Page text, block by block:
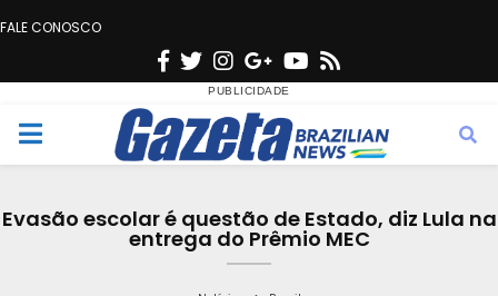
FALE CONOSCO
F
c
e
o
T
w
i
t
e
n
s
t
g
r
G
o
o
g
e
Y
u
t
b
s
M
Evasão escolar é questão de Estado, diz Lula na
entrega do Prêmio MEC